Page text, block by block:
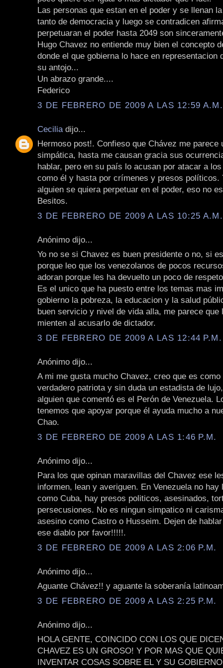
Las personas que estan en el poder y se llenan
tanto de democracia y luego se contradicen
perpetuaran el poder hasta 2049 son
Hugo Chavez no entiende muy bien el concepto
donde el que gobierna lo hace en representacion
su antojo...
Un abrazo grande....
Federico
3 DE FEBRERO DE 2009 A LAS 12:59 A.M.
Cecilia dijo...
Hermoso post!. Confieso que Chávez me parece
simpática, hasta me causan gracia sus
hablar, pero en su país lo acusan por atacar a
como él y hasta por crímenes y presos políticos.
alguien se quiera perpetuar en el poder, eso no
Besitos.
3 DE FEBRERO DE 2009 A LAS 10:25 A.M.
Anónimo dijo...
Yo no se si Chavez es buen presidente o no, si
porque leo que los venezolanos de pocos
adoran porque les ha devuelto un poco de
Es el unico que ha puesto entre los temas mas
gobierno la pobreza, la educacion y la salud
buen servicio y nivel de vida alla, me parece que
mienten al acusarlo de dictador.
3 DE FEBRERO DE 2009 A LAS 12:44 P.M.
Anónimo dijo...
A mi me gusta mucho Chavez, creo que es como
verdadero patriota y sin duda un estadista de
alguien que comentó es el Perón de Venezuela.
tenemos que apoyar porque él ayuda mucho a
Chao.
3 DE FEBRERO DE 2009 A LAS 1:46 P.M.
Anónimo dijo...
Para los que opinan maravillas del Chavez ese
informen, lean y averiguen. En Venezuela no hay
como Cuba, hay presos politicos, asesinados,
persecusiones. No es ningun simpatico ni
asesino como Castro o Husseim. Dejen de
ese diablo por favor!!!!!.
3 DE FEBRERO DE 2009 A LAS 2:06 P.M.
Anónimo dijo...
Aguante Chávez!! y aguante la soberanía
3 DE FEBRERO DE 2009 A LAS 2:25 P.M.
Anónimo dijo...
HOLA GENTE, COINCIDO CON LOS QUE
CHAVEZ ES UN GROSO! Y POR MAS QUE
INVENTAR COSAS SOBRE EL Y SU